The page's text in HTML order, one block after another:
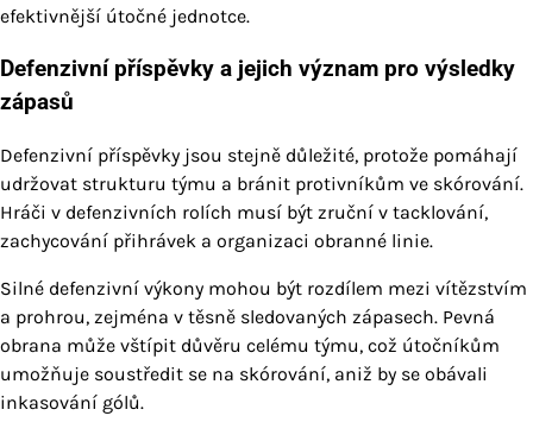
efektivnější útočné jednotce.
Defenzivní příspěvky a jejich význam pro výsledky
zápasů
Defenzivní příspěvky jsou stejně důležité, protože pomáhají
udržovat strukturu týmu a bránit protivníkům ve skórování.
Hráči v defenzivních rolích musí být zruční v tacklování,
zachycování přihrávek a organizaci obranné linie.
Silné defenzivní výkony mohou být rozdílem mezi vítězstvím
a prohrou, zejména v těsně sledovaných zápasech. Pevná
obrana může vštípit důvěru celému týmu, což útočníkům
umožňuje soustředit se na skórování, aniž by se obávali
inkasování gólů.